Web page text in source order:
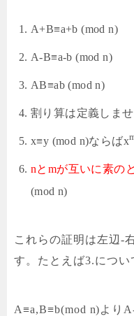
A+B≡a+b (mod n)
A-B≡a-b (mod n)
AB≡ab (mod n)
割り算は定義しませ
x≡y (mod n)ならばx
nとmが互いに素の
(mod n)
これらの証明は左辺-
す。たとえば3.につい
A≡a,B≡b(mod n)より